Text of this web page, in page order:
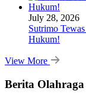
July 28, 2026
Sutrimo
Hukum!
View More
Berita Olahraga